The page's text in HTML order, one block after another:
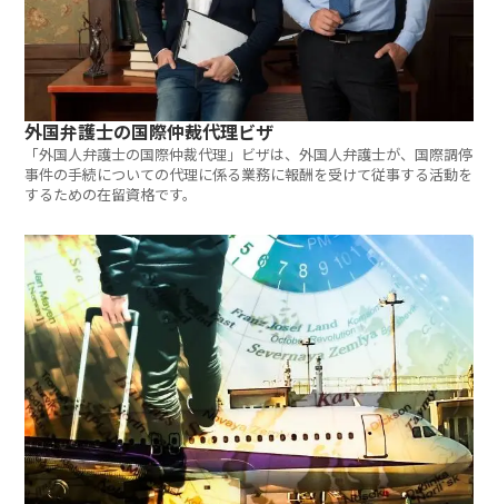
外国弁護士の国際仲裁代理ビザ
「外国人弁護士の国際仲裁代理」ビザは、外国人弁護士が、国際調停
事件の手続についての代理に係る業務に報酬を受けて従事する活動を
するための在留資格です。